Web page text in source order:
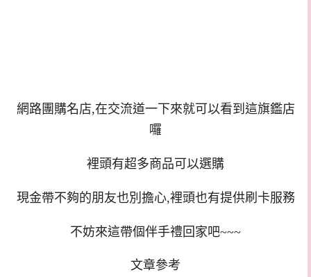
網路團購名店,在交流道一下來就可以看到這旗鑑店
囉
裡頭有超多商品可以選購
現金帶不夠的朋友也別擔心,裡頭也有提供刷卡服務
不妨來這帶個伴手禮回家吧~~~
文章參考